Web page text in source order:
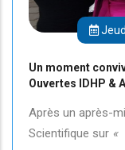
Un moment
Ouvertes IDHP &
Après un après-
Scientifique sur «